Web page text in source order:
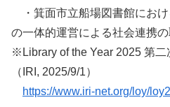
・箕面市立船場図書館にお
の一体的運営による社会連携
※Library of the Year 2025 第
（IRI, 2025/9/1）
https://www.iri-net.org/loy/